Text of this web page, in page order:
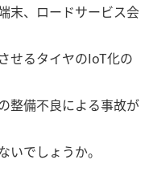
末、ロードサービス会
せるタイヤのIoT化の
整備不良による事故が
でしょうか。